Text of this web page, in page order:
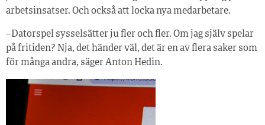
arbetsinsatser. Och också att locka nya medarbetare.
– Datorspel sysselsätter ju fler och fler. Om jag själv spelar
på fritiden? Nja, det händer väl, det är en av flera saker som
för många andra, säger Anton Hedin.